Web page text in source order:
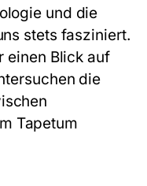
und die
stets fasziniert.
einen Blick auf
die
Tapetum